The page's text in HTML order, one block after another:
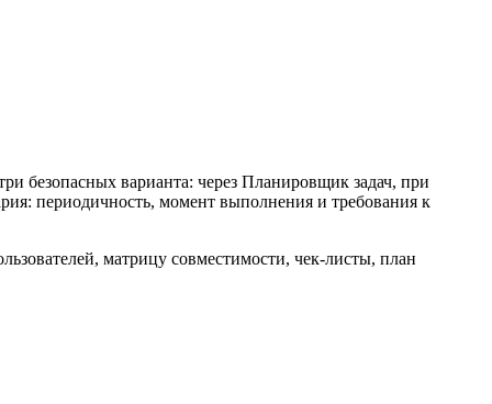
безопасных варианта: через Планировщик задач, при
периодичность, момент выполнения и требования к
матрицу совместимости, чек-листы, план